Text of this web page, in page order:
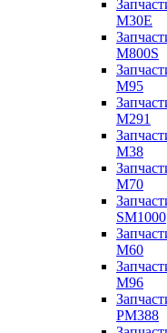
M30E
M800S
M95
M291
M38
M70
SM1000
M60
M96
PM388